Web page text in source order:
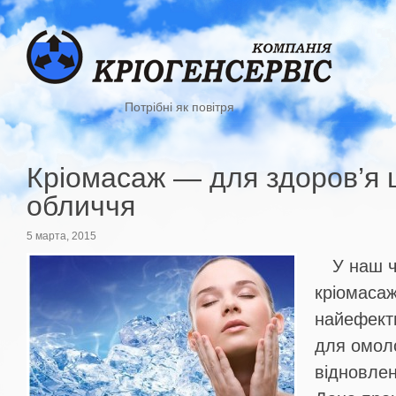
Потрібні як повітря
Кріомасаж — для здоров’я
обличчя
5 марта, 2015
У наш
для